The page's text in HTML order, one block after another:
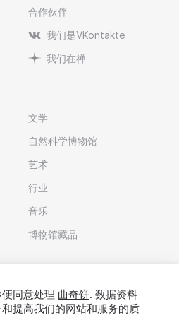
合作伙伴
我们是VKontakte
我们在禅
文学
自然科学博物馆
艺术
行业
音乐
博物馆藏品
同意处理 曲奇饼. 数据资料
提高我们的网站和服务的质